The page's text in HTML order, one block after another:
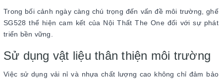
Trong bối cảnh ngày càng chú trọng đến vấn đề môi trường, ghế
SG528 thể hiện cam kết của Nội Thất The One đối với sự phát
triển bền vững.
Sử dụng vật liệu thân thiện môi trường
Việc sử dụng vải nỉ và nhựa chất lượng cao không chỉ đảm bảo